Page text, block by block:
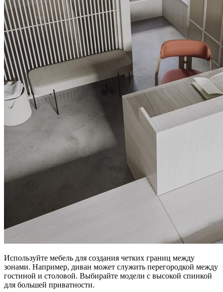
Используйте мебель для создания четких границ между
зонами. Например, диван может служить перегородкой между
гостиной и столовой. Выбирайте модели с высокой спинкой
для большей приватности.